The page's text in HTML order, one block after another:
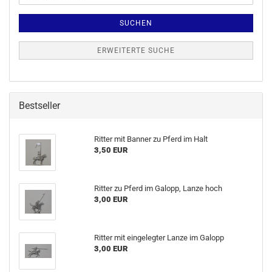
SUCHEN
ERWEITERTE SUCHE
Bestseller
Ritter mit Banner zu Pferd im Halt
3,50 EUR
Ritter zu Pferd im Galopp, Lanze hoch
3,00 EUR
Ritter mit eingelegter Lanze im Galopp
3,00 EUR